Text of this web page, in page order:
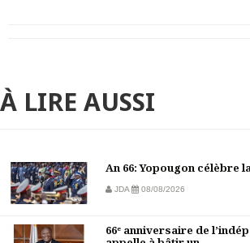
À LIRE AUSSI
An 66: Yopougon célèbre
JDA 08/08/2026
66ᵉ anniversaire de